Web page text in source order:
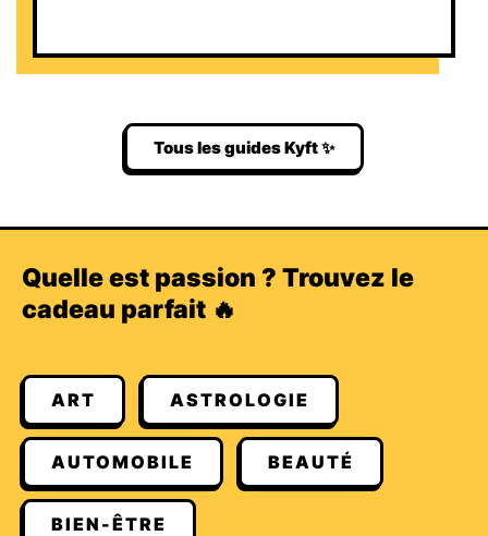
Tous les guides Kyft ✨
Quelle est passion ? Trouvez le
cadeau parfait 🔥
ART ASTROLOGIE
AUTOMOBILE BEAUTÉ
BIEN-ÊTRE